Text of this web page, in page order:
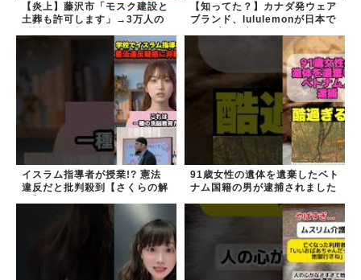
【炎上】藤沢市「モスク建設と
土葬も許可します」→3万人の
【知ってた？】カナダ発ウェア
ブランド、lululemonが日本で
イスラム指導者が授業!? 憲法
違反だと批判殺到【さくらの解
91歳女性の遺体を遺棄したベト
ナム国籍の男が逮捕されました